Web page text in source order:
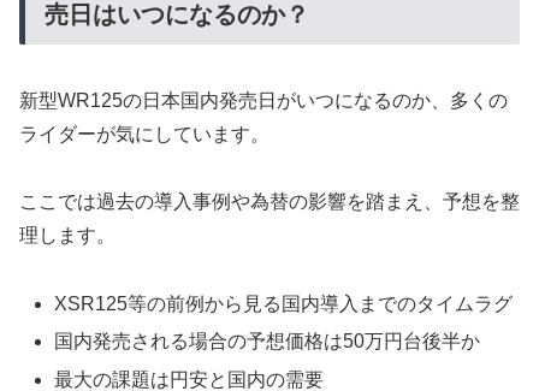
売日はいつになるのか？
新型WR125の日本国内発売日がいつになるのか、多くの
ライダーが気にしています。
ここでは過去の導入事例や為替の影響を踏まえ、予想を整
理します。
XSR125等の前例から見る国内導入までのタイムラグ
国内発売される場合の予想価格は50万円台後半か
最大の課題は円安と国内の需要